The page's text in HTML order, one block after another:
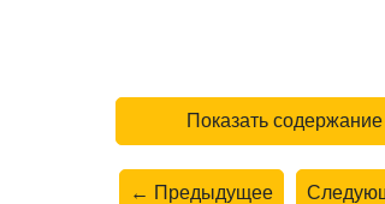
Показать содержание
← Предыдущее